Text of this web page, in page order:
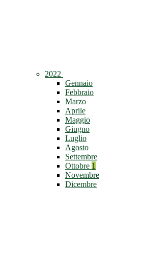
2022
Gennaio
Febbraio
Marzo
Aprile
Maggio
Giugno
Luglio
Agosto
Settembre
Ottobre 1
Novembre
Dicembre